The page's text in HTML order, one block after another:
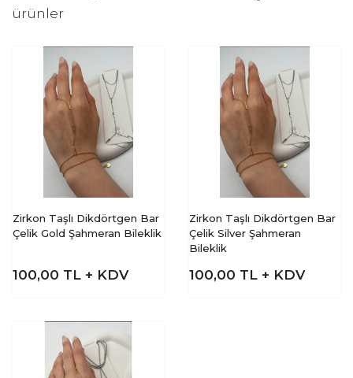
ürünler
Zirkon Taşlı Dikdörtgen Bar
Çelik Gold Şahmeran Bileklik
100,00 TL + KDV
Zirkon Taşlı Dikdörtgen Bar
Çelik Silver Şahmeran
Bileklik
100,00 TL + KDV